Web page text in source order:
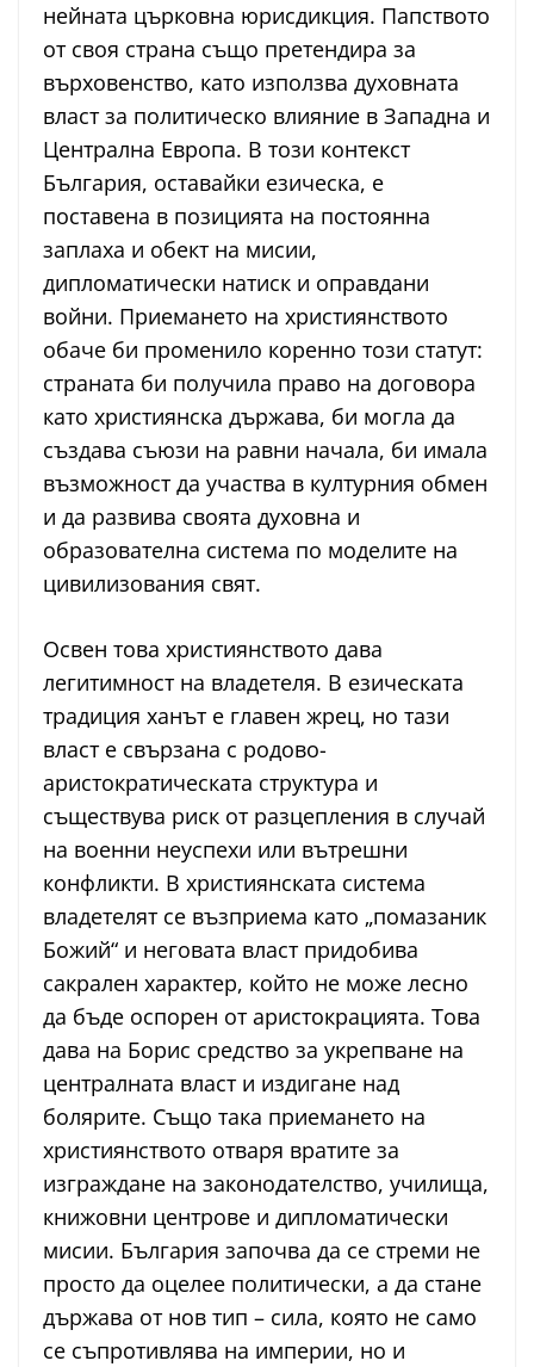
нейната църковна юрисдикция. Папството
от своя страна също претендира за
върховенство, като използва духовната
власт за политическо влияние в Западна и
Централна Европа. В този контекст
България, оставайки езическа, е
поставена в позицията на постоянна
заплаха и обект на мисии,
дипломатически натиск и оправдани
войни. Приемането на християнството
обаче би променило коренно този статут:
страната би получила право на договора
като християнска държава, би могла да
създава съюзи на равни начала, би имала
възможност да участва в културния обмен
и да развива своята духовна и
образователна система по моделите на
цивилизования свят.
Освен това християнството дава
легитимност на владетеля. В езическата
традиция ханът е главен жрец, но тази
власт е свързана с родово-
аристократическата структура и
съществува риск от разцепления в случай
на военни неуспехи или вътрешни
конфликти. В християнската система
владетелят се възприема като „помазаник
Божий“ и неговата власт придобива
сакрален характер, който не може лесно
да бъде оспорен от аристокрацията. Това
дава на Борис средство за укрепване на
централната власт и издигане над
болярите. Също така приемането на
християнството отваря вратите за
изграждане на законодателство, училища,
книжовни центрове и дипломатически
мисии. България започва да се стреми не
просто да оцелее политически, а да стане
държава от нов тип – сила, която не само
се съпротивлява на империи, но и